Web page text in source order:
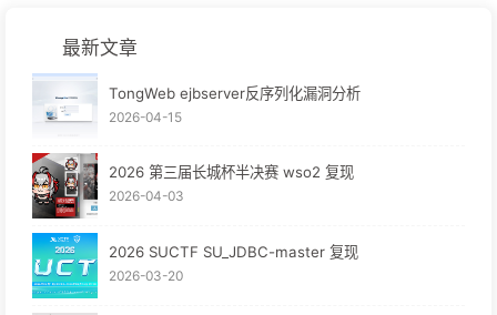
最新文章
TongWeb ejbserver反序列化漏洞分析
2026-04-15
2026 第三届长城杯半决赛 wso2 复现
2026-04-03
2026 SUCTF SU_JDBC-master 复现
2026-03-20